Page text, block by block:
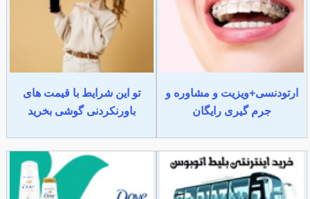
ارتودنسی+ویزیت و مشاوره و
جرم گیری رایگان
تو این شرایط با قیمت های
باورنکردنی گوشی بخرید